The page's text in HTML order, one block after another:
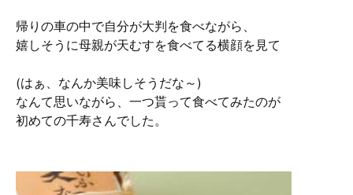
帰りの車の中で自分が大判を食べながら、
嬉しそうに母親が天むすを食べてる横顔を見て
(はぁ、なんか美味しそうだな～)
なんて思いながら、一つ貰って食べてみたのが
初めての千寿さんでした。